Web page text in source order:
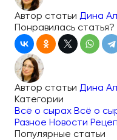
Автор статьи Дина
Понравилась
Автор статьи Дина
Категории
Всё о сырах Всё о
Разное Новости
Популярные статьи